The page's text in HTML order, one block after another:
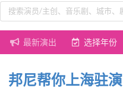
最新演出 选择年份
邦尼帮你上海驻演